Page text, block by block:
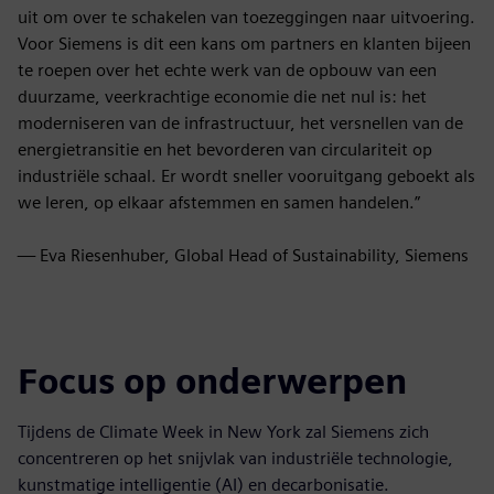
uit om over te schakelen van toezeggingen naar uitvoering.
Voor Siemens is dit een kans om partners en klanten bijeen
te roepen over het echte werk van de opbouw van een
duurzame, veerkrachtige economie die net nul is: het
moderniseren van de infrastructuur, het versnellen van de
energietransitie en het bevorderen van circulariteit op
industriële schaal. Er wordt sneller vooruitgang geboekt als
we leren, op elkaar afstemmen en samen handelen.”
— Eva Riesenhuber, Global Head of Sustainability, Siemens
Focus op onderwerpen
Tijdens de Climate Week in New York zal Siemens zich
concentreren op het snijvlak van industriële technologie,
kunstmatige intelligentie (AI) en decarbonisatie.